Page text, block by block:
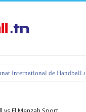
International de Handball